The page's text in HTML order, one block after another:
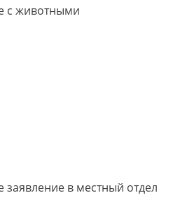
с животными
в местный отдел